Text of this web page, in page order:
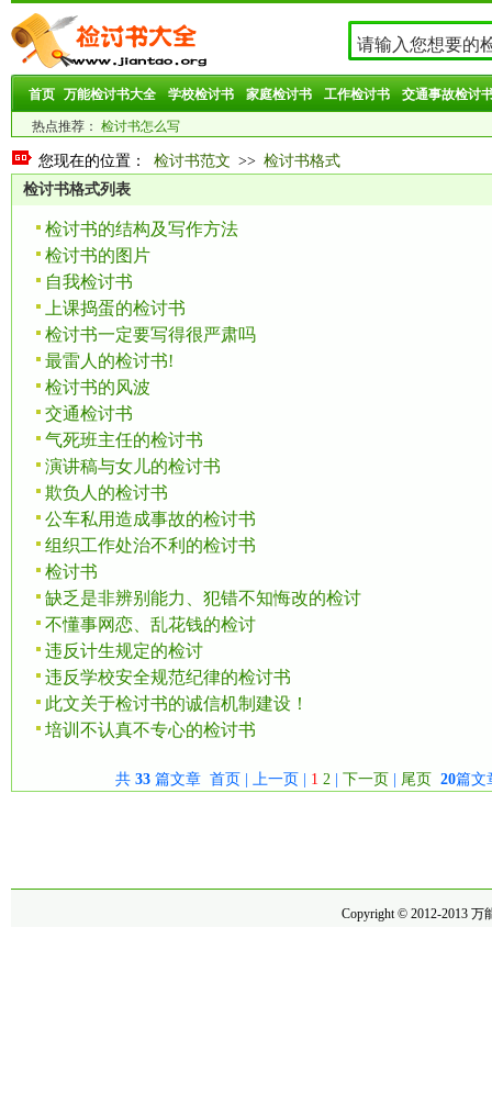
首页 万能检讨书大全 学校检讨书 家庭检讨书 工作检讨书 交通事故检讨
热点推荐： 检讨书怎么写
您现在的位置： 检讨书范文 >> 检讨书格式
检讨书格式列表
检讨书的结构及写作方法
检讨书的图片
自我检讨书
上课捣蛋的检讨书
检讨书一定要写得很严肃吗
最雷人的检讨书!
检讨书的风波
交通检讨书
气死班主任的检讨书
演讲稿与女儿的检讨书
欺负人的检讨书
公车私用造成事故的检讨书
组织工作处治不利的检讨书
检讨书
缺乏是非辨别能力、犯错不知悔改的检讨
不懂事网恋、乱花钱的检讨
违反计生规定的检讨
违反学校安全规范纪律的检讨书
此文关于检讨书的诚信机制建设！
培训不认真不专心的检讨书
共 33 篇文章 首页 | 上一页 | 1 2 下一页 尾页 20篇文
Copyright © 2012-2013 万